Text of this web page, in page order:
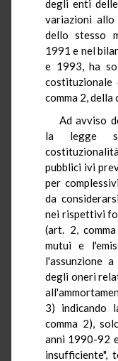
degli enti
variazioni
dello stesso
1991 e nel
e 1993, ha
comma 2,
Ad avviso
la legge
pubblici ivi
per
da
nei rispettivi
(art. 2,
mutui e
l'assunzione
degli oneri
3) indicando
comma 2),
anni 1990-92
insufficiente",